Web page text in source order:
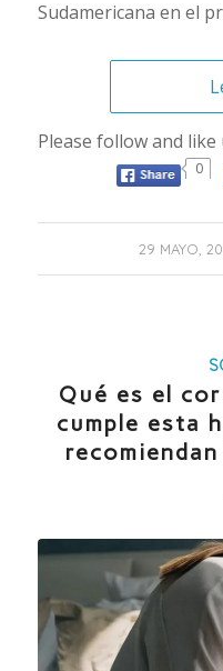
Sudamericana en el
Please follow and like
0
29 MAYO,
/
Qué es el
cumple esta